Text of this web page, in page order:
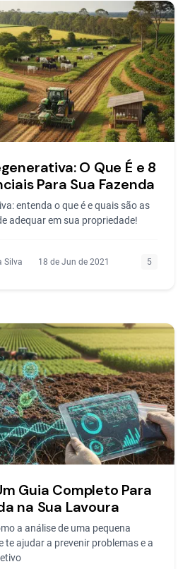
O Que É e 8
Para Sua Fazenda
entenda o que é e quais são as
adequar em sua propriedade!
Silva 18 de Jun de 2021 5
Guia Completo Para
na Sua Lavoura
a análise de uma pequena
te ajudar a prevenir problemas e a